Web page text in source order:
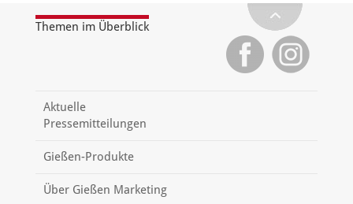
Themen im Überblick
Aktuelle
Pressemitteilungen
Gießen-Produkte
Über Gießen Marketing